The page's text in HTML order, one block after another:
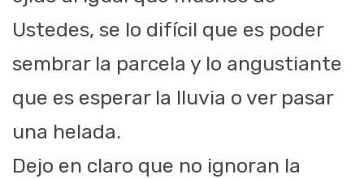
Ustedes, se lo difícil que es poder
sembrar la parcela y lo angustiante
que es esperar la lluvia o ver pasar
una helada.
Dejo en claro que no ignoran la